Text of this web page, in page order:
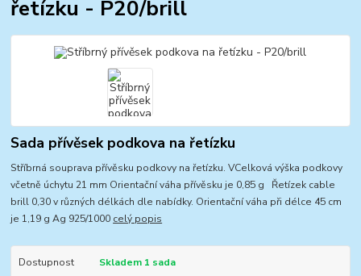
řetízku - P20/brill
Sada přívěsek podkova na řetízku
Stříbrná souprava přívěsku podkovy na řetízku. VCelková výška podkovy
včetně úchytu 21 mm Orientační váha přívěsku je 0,85 g Řetízek cable
brill 0,30 v různých délkách dle nabídky. Orientační váha při délce 45 cm
je 1,19 g Ag 925/1000 celý popis
Dostupnost
Skladem 1 sada